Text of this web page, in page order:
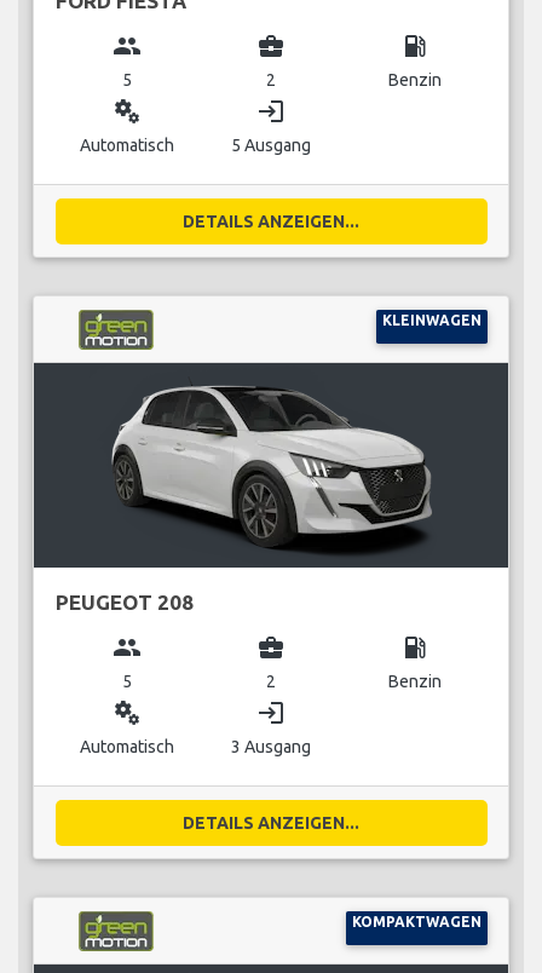
group
5
business_center
2
local_gas_station
Benzin
miscellaneous_services
Automatisch
login
5 Ausgang
DETAILS ANZEIGEN...
KLEINWAGEN
PEUGEOT 208
group
5
business_center
2
local_gas_station
Benzin
miscellaneous_services
Automatisch
login
3 Ausgang
DETAILS ANZEIGEN...
KOMPAKTWAGEN